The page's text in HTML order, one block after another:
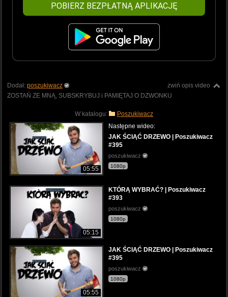
POBIERZ BEZPŁATNĄ APLIKACJĘ
zwiń opis video
Dodał: poszukiwacz
ZOSTAŃ ZE MNĄ, SUBSKRYBUJ i PAMIĘTAJ O DZWONKU
W katalogu: Poszukiwacz
05:55
Następne wideo:
JAK ŚCIĄĆ DRZEWO | Poszukiwacz
#395
poszukiwacz
1080p
05:15
KTÓRĄ WYBRAĆ? | Poszukiwacz
#393
poszukiwacz
1080p
05:55
JAK ŚCIĄĆ DRZEWO | Poszukiwacz
#395
poszukiwacz
1080p